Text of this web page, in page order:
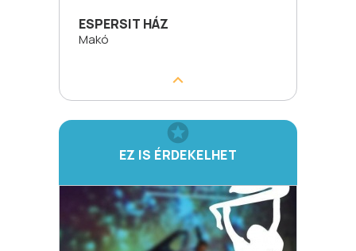
ESPERSIT HÁZ
Makó
EZ IS ÉRDEKELHET